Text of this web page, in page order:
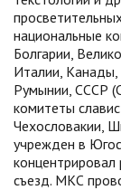
национальные
Болгарии,
Италии,
Румынии, СССР
комитеты
Чехословакии,
учрежден в
съезд. МКС